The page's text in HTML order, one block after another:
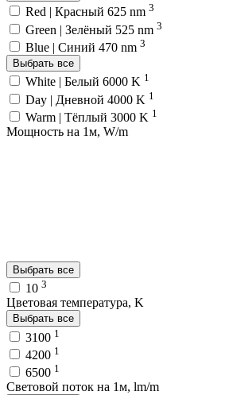
Red | Красный 625 nm 3
Green | Зелёный 525 nm 3
Blue | Синий 470 nm 3
Выбрать все
White | Белый 6000 K 1
Day | Дневной 4000 K 1
Warm | Тёплый 3000 K 1
Мощность на 1м, W/m
Выбрать все
10 3
Цветовая температура, K
Выбрать все
3100 1
4200 1
6500 1
Световой поток на 1м, lm/m